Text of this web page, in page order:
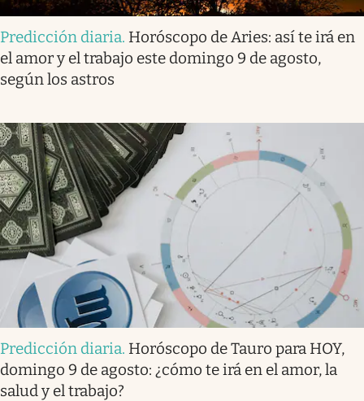
Predicción diaria. Horóscopo de Aries: así te irá en
el amor y el trabajo este domingo 9 de agosto,
según los astros
Predicción diaria. Horóscopo de Tauro para HOY,
domingo 9 de agosto: ¿cómo te irá en el amor, la
salud y el trabajo?